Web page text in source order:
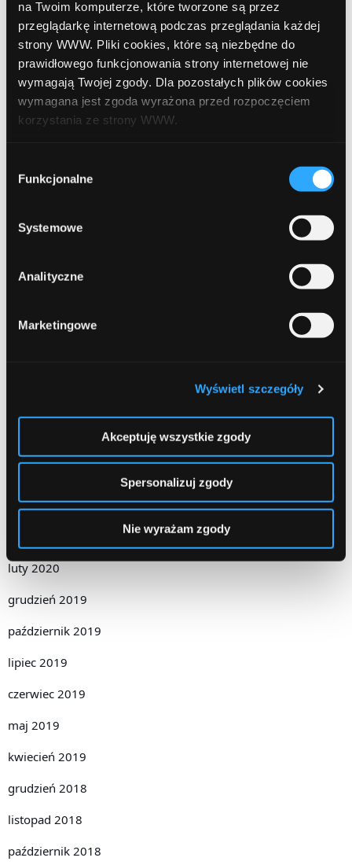
na Twoim komputerze, które tworzone są przez
przeglądarkę internetową podczas przeglądania każdej
strony WWW. Pliki cookies, które są niezbędne do
prawidłowego funkcjonowania strony internetowej nie
wymagają Twojej zgody. Dla pozostałych plików cookies
wymagana jest zgoda wyrażona przed rozpoczęciem
korzystania ze strony WWW.
formy korzystania z plików cookies. Więcej:
Polityka
zgody
Funkcjonalne
Systemowe
Analityczne
Marketingowe
Wyświetl szczegóły
Akceptuję wszystkie zgody
Spersonalizuj zgody
Nie wyrażam zgody
wrzesień 2021
sierpień 2021
lipiec 2021
czerwiec 2021
kwiecień 2021
marzec 2021
styczeń 2021
grudzień 2020
czerwiec 2020
luty 2020
grudzień 2019
październik 2019
lipiec 2019
czerwiec 2019
maj 2019
kwiecień 2019
grudzień 2018
listopad 2018
październik 2018